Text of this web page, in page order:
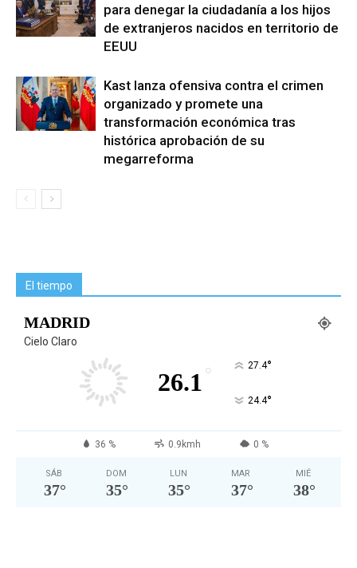
para denegar la ciudadanía a los hijos
de extranjeros nacidos en territorio de
EEUU
Kast lanza ofensiva contra el crimen
organizado y promete una
transformación económica tras
histórica aprobación de su
megarreforma
El tiempo
MADRID
Cielo Claro
26.1 ° 27.4°
24.4°
36 % 0.9kmh 0 %
SÁB
37°
DOM
35°
LUN
35°
MAR
37°
MIÉ
38°